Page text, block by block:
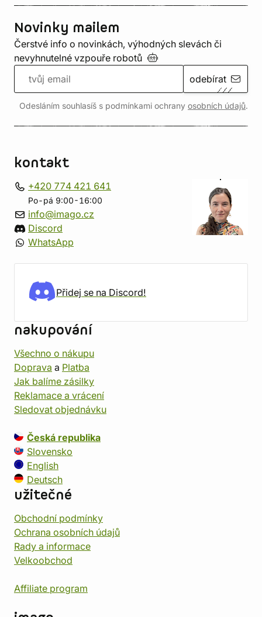
Novinky mailem
Čerstvé info o novinkách, výhodných slevách či
nevyhnutelné vzpouře robotů
odebírat
Odesláním souhlasíš s podmínkami ochrany osobních údajů.
kontakt
+420 774 421 641
Po-pá 9:00-16:00
info@imago.cz
Discord
WhatsApp
Přidej se na Discord!
nakupování
Všechno o nákupu
Doprava a Platba
Jak balíme zásilky
Reklamace a vrácení
Sledovat objednávku
Česká republika
Slovensko
English
Deutsch
užitečné
Obchodní podmínky
Ochrana osobních údajů
Rady a informace
Velkoobchod
Affiliate program